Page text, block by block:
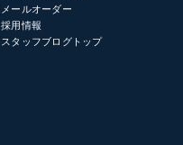
メールオーダー
採用情報
スタッフブログトップ